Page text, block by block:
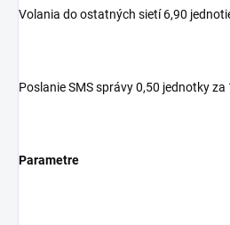
Volania do ostatných sietí 6,90
Poslanie SMS správy 0,50 jednotky za
Parametre